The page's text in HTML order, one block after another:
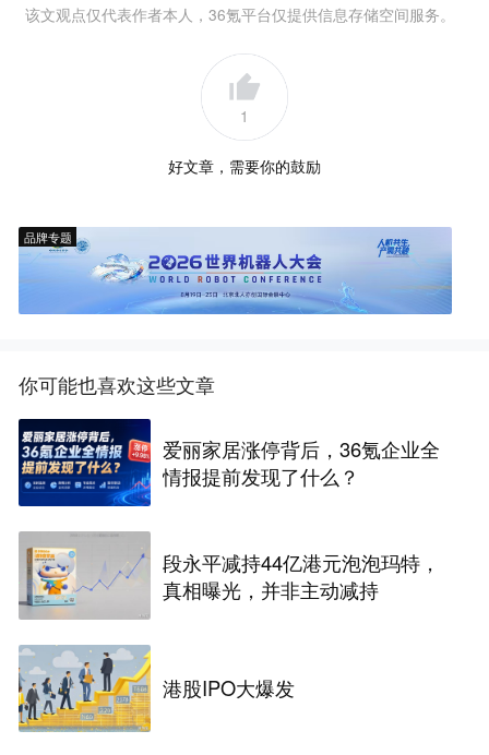
该文观点仅代表作者本人，36氪平台仅提供信息存储空间服务。
1
好文章，需要你的鼓励
品牌专题
你可能也喜欢这些文章
爱丽家居涨停背后，36氪企业全
情报提前发现了什么？
段永平减持44亿港元泡泡玛特，
真相曝光，并非主动减持
港股IPO大爆发